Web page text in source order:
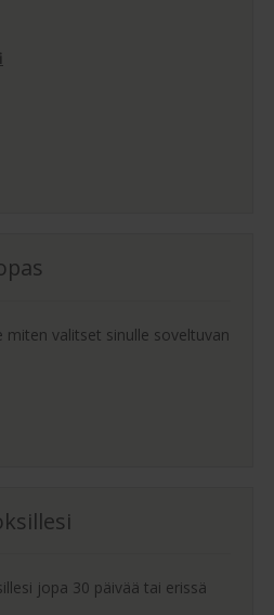
valitset sinulle soveltuvan
jopa 30 päivää tai erissä